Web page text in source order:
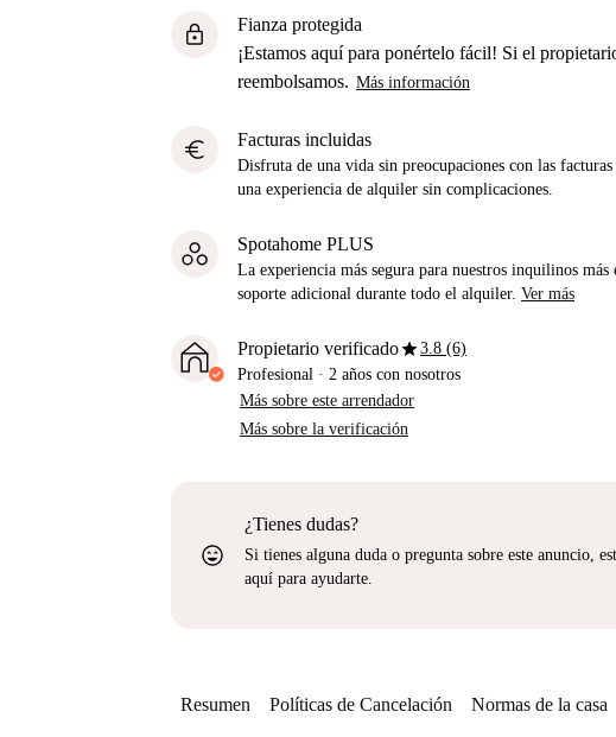
lock
Fianza protegida
¡Estamos aquí para ponértelo fácil! Si el
reembolsamos. Más información
euro Facturas incluidas
Disfruta de una vida sin preocupaciones con las
una experiencia de alquiler sin complicaciones.
Spotahome PLUS
La experiencia más segura para nuestros inquilinos
soporte adicional durante todo el alquiler. Ver más
Propietario verificadostar3.8 (6)
Profesional · 2 años con nosotros
Más sobre este arrendador
Más sobre la verificación
sentiment_very_satisfied
¿Tienes dudas?
Si tienes alguna duda o pregunta sobre este anuncio,
aquí para ayudarte.
Resumen Políticas de Cancelación Normas de la casa